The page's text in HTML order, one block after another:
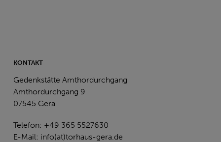
KONTAKT
Gedenkstätte Amthordurchgang
Amthordurchgang 9
07545 Gera
Telefon: +49 365 5527630
E-Mail: info(at)torhaus-gera.de